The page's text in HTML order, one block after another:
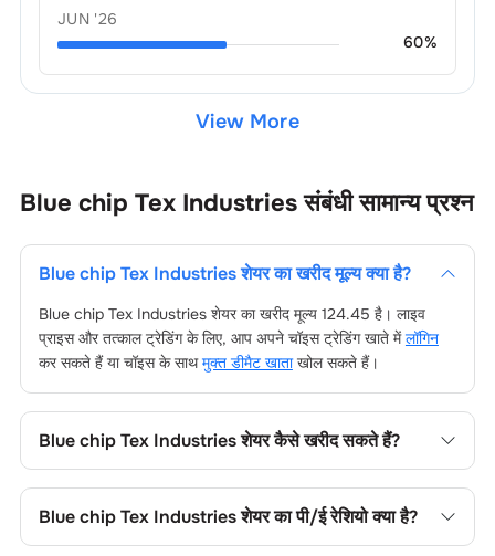
JUN '26
60%
View More
Blue chip Tex Industries संबंधी सामान्य प्रश्न
Blue chip Tex Industriesशेयर का खरीद मूल्य क्या है?
Blue chip Tex Industriesशेयर का खरीद मूल्य 124.45 है। लाइव
प्राइस और तत्काल ट्रेडिंग के लिए, आप अपने चॉइस ट्रेडिंग खाते मेंलॉगिन
कर सकते हैं या चॉइस के साथमुक्त डीमैट खाताखोल सकते हैं।
Blue chip Tex Industriesशेयर कैसे खरीद सकते हैं?
में लॉगिन करें, या चॉइस डीमैट खाता खोल, फिर फंड जोड़ें, कंपनी का नाम
खोजें, अपना ऑर्डर टाइप चुनें और ट्रेड प्लेस करें।
Blue chip Tex Industriesशेयर का पी/ई रेशियो क्या है?